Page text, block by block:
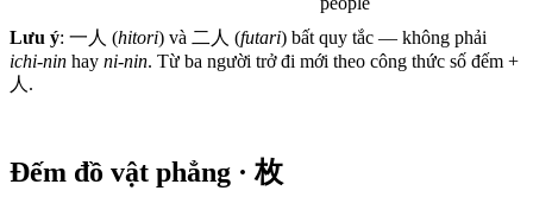
Lưu ý: 一人 (hitori) và 二人 (futari) bất quy tắc — không phải
ichi-nin hay ni-nin. Từ ba người trở đi mới theo công thức số đếm +
人.
Đếm đồ vật phẳng · 枚